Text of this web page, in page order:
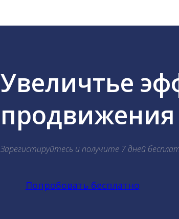
Увеличтье
продвижения
Зарегистируйтесь и получите 7 дней
Попробовать бесплатно